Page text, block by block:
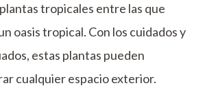
tropicales entre las que
oasis tropical. Con los cuidados y
estas plantas pueden
cualquier espacio exterior.